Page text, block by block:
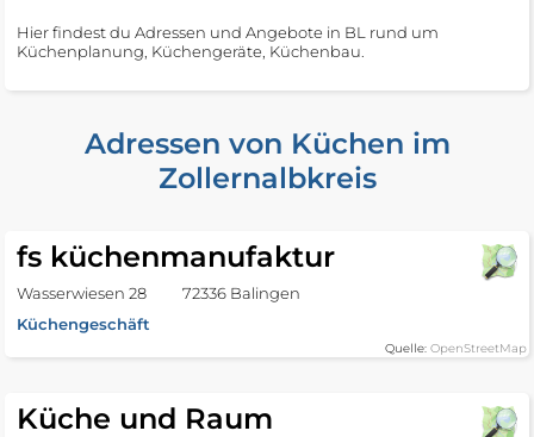
Hier findest du Adressen und Angebote in BL rund um
Küchenplanung, Küchengeräte, Küchenbau.
Adressen von Küchen im
Zollernalbkreis
fs küchenmanufaktur
Wasserwiesen 28
72336 Balingen
Küchengeschäft
Quelle: OpenStreetMap
Küche und Raum